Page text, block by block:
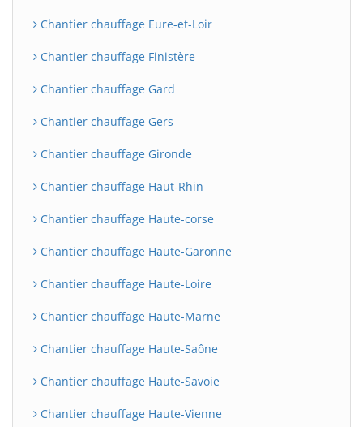
Chantier chauffage Eure-et-Loir
Chantier chauffage Finistère
Chantier chauffage Gard
Chantier chauffage Gers
Chantier chauffage Gironde
Chantier chauffage Haut-Rhin
Chantier chauffage Haute-corse
Chantier chauffage Haute-Garonne
Chantier chauffage Haute-Loire
Chantier chauffage Haute-Marne
Chantier chauffage Haute-Saône
Chantier chauffage Haute-Savoie
Chantier chauffage Haute-Vienne